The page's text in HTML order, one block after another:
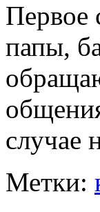
Первое
папы,
случае
Метки: